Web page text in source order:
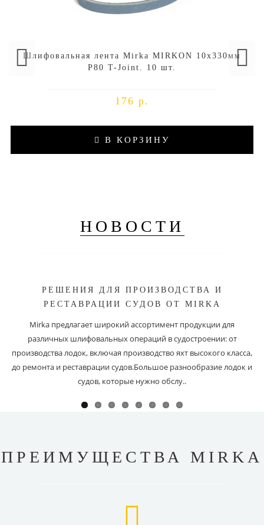
Шлифовальная лента Mirka MIRKON 10x330мм
P80 T-Joint. 10 шт.
176 р.
В КОРЗИНУ
НОВОСТИ
РЕШЕНИЯ ДЛЯ ПРОИЗВОДСТВА И
РЕСТАВРАЦИИ СУДОВ ОТ MIRKA
Mirka предлагает широкий ассортимент продукции для
различных шлифовальных операций в судостроении: от
производства лодок, включая производство яхт высокого класса,
до ремонта и реставрации судов.Большое разнообразие лодок и
судов, которые нужно обслу..
ПРЕИМУЩЕСТВА MIRKA